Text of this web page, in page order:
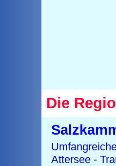
Die
Attersee -